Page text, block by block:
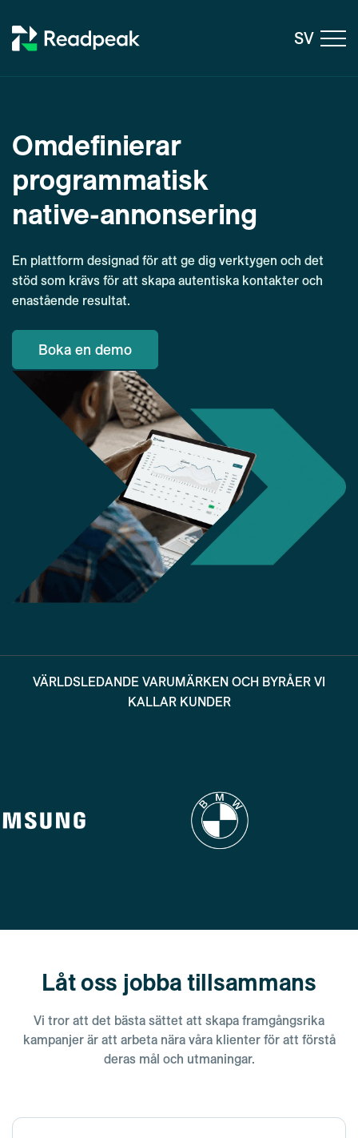
SV
Omdefinierar
programmatisk
native-annonsering
En plattform designad för att ge dig verktygen och det
stöd som krävs för att skapa autentiska kontakter och
enastående resultat.
Boka en demo
VÄRLDSLEDANDE VARUMÄRKEN OCH BYRÅER VI
KALLAR KUNDER
Låt oss jobba tillsammans
Vi tror att det bästa sättet att skapa framgångsrika
kampanjer är att arbeta nära våra klienter för att förstå
deras mål och utmaningar.